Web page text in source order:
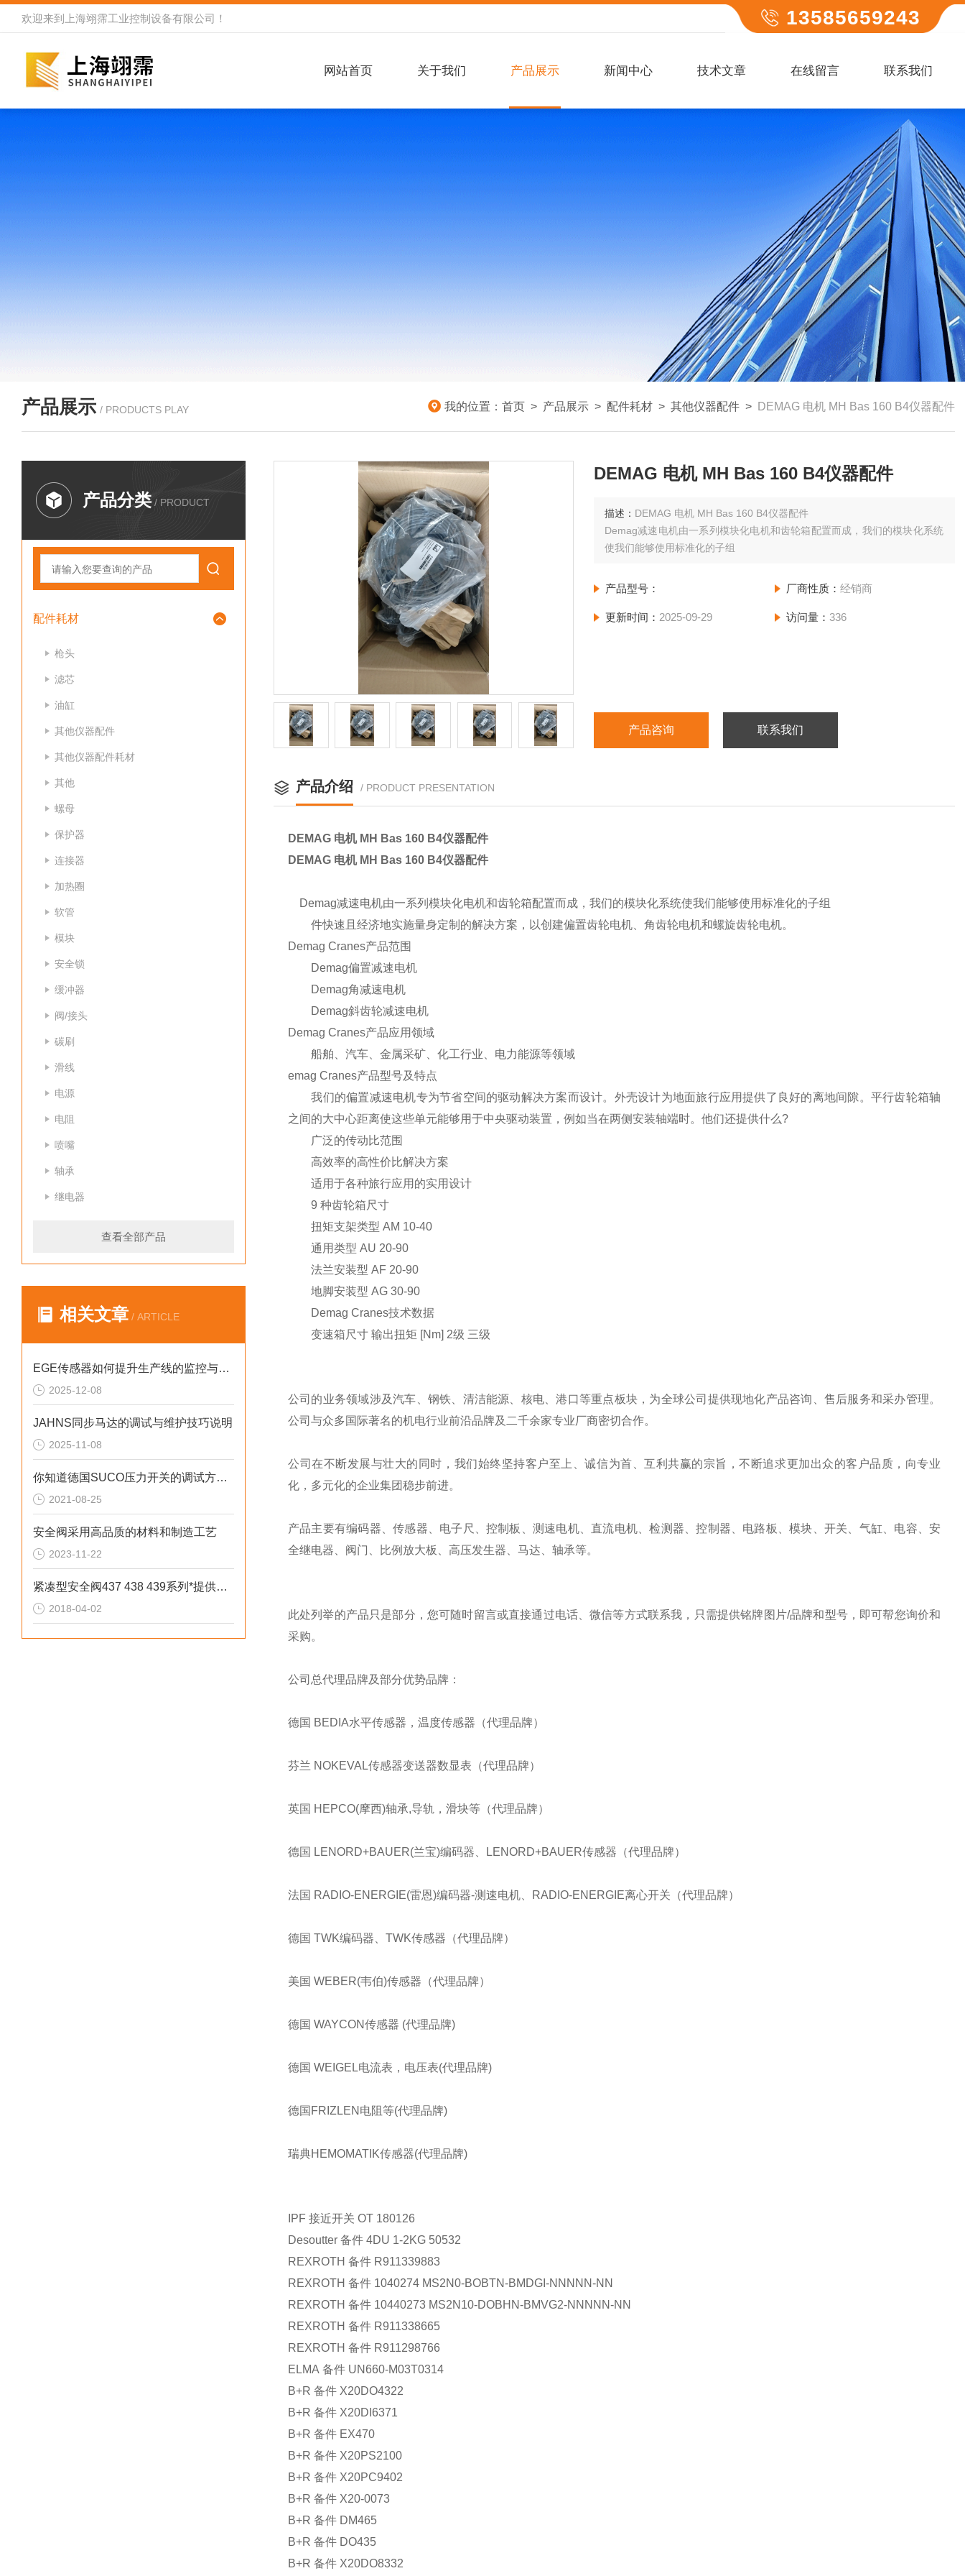
欢迎来到 上海翊霈工业控制设备有限公司 ！ 13585659243
网站首页 关于我们 产品展示 新闻中心 技术文章 在线留言 联系我们
产品展示 / PRODUCTS PLAY 我的位置： 首页 > 产品展示 > 配件耗材 > 其他仪器配件 > DEMAG 电机 MH Bas 160 B4仪器配件
产品分类 / PRODUCT
配件耗材
枪头
滤芯
油缸
其他仪器配件
其他仪器配件耗材
其他
螺母
保护器
连接器
加热圈
软管
模块
安全锁
缓冲器
阀/接头
碳刷
滑线
电源
电阻
喷嘴
轴承
继电器
查看全部产品
相关文章 / ARTICLE
EGE传感器如何提升生产线的监控与管理效率？
2025-12-08
JAHNS同步马达的调试与维护技巧说明
2025-11-08
你知道德国SUCO压力开关的调试方法和注意事项吗
2021-08-25
安全阀采用高品质的材料和制造工艺
2023-11-22
紧凑型安全阀437 438 439系列*提供技术支持
2018-04-02
DEMAG 电机 MH Bas 160 B4仪器配件
描述： DEMAG 电机 MH Bas 160 B4仪器配件
Demag减速电机由一系列模块化电机和齿轮箱配置而成，我们的模块化系统
使我们能够使用标准化的子组
产品型号： 厂商性质： 经销商
更新时间： 2025-09-29 访问量： 336
产品咨询 联系我们
产品介绍 / PRODUCT PRESENTATION
DEMAG 电机 MH Bas 160 B4仪器配件
DEMAG 电机 MH Bas 160 B4仪器配件
Demag减速电机由一系列模块化电机和齿轮箱配置而成，我们的模块化系统使我们能够使用标准化的子组
件快速且经济地实施量身定制的解决方案，以创建偏置齿轮电机、角齿轮电机和螺旋齿轮电机。
Demag Cranes产品范围
Demag偏置减速电机
Demag角减速电机
Demag斜齿轮减速电机
Demag Cranes产品应用领域
船舶、汽车、金属采矿、化工行业、电力能源等领域
emag Cranes产品型号及特点
我们的偏置减速电机专为节省空间的驱动解决方案而设计。外壳设计为地面旅行应用提供了良好的离地间隙。平行齿轮箱轴
之间的大中心距离使这些单元能够用于中央驱动装置，例如当在两侧安装轴端时。他们还提供什么?
广泛的传动比范围
高效率的高性价比解决方案
适用于各种旅行应用的实用设计
9 种齿轮箱尺寸
扭矩支架类型 AM 10-40
通用类型 AU 20-90
法兰安装型 AF 20-90
地脚安装型 AG 30-90
Demag Cranes技术数据
变速箱尺寸 输出扭矩 [Nm] 2级 三级
公司的业务领域涉及汽车、钢铁、清洁能源、核电、港口等重点板块，为全球公司提供现地化产品咨询、售后服务和采办管理。
公司与众多国际著名的机电行业前沿品牌及二千余家专业厂商密切合作。
公司在不断发展与壮大的同时，我们始终坚持客户至上、诚信为首、互利共赢的宗旨，不断追求更加出众的客户品质，向专业
化，多元化的企业集团稳步前进。
产品主要有编码器、传感器、电子尺、控制板、测速电机、直流电机、检测器、控制器、电路板、模块、开关、气缸、电容、安
全继电器、阀门、比例放大板、高压发生器、马达、轴承等。
此处列举的产品只是部分，您可随时留言或直接通过电话、微信等方式联系我，只需提供铭牌图片/品牌和型号，即可帮您询价和
采购。
公司总代理品牌及部分优势品牌：
德国 BEDIA水平传感器，温度传感器（代理品牌）
芬兰 NOKEVAL传感器变送器数显表（代理品牌）
英国 HEPCO(摩西)轴承,导轨，滑块等（代理品牌）
德国 LENORD+BAUER(兰宝)编码器、LENORD+BAUER传感器（代理品牌）
法国 RADIO-ENERGIE(雷恩)编码器-测速电机、RADIO-ENERGIE离心开关（代理品牌）
德国 TWK编码器、TWK传感器（代理品牌）
美国 WEBER(韦伯)传感器（代理品牌）
德国 WAYCON传感器 (代理品牌)
德国 WEIGEL电流表，电压表(代理品牌)
德国FRIZLEN电阻等(代理品牌)
瑞典HEMOMATIK传感器(代理品牌)
IPF 接近开关 OT 180126
Desoutter 备件 4DU 1-2KG 50532
REXROTH 备件 R911339883
REXROTH 备件 1040274 MS2N0-BOBTN-BMDGI-NNNNN-NN
REXROTH 备件 10440273 MS2N10-DOBHN-BMVG2-NNNNN-NN
REXROTH 备件 R911338665
REXROTH 备件 R911298766
ELMA 备件 UN660-M03T0314
B+R 备件 X20DO4322
B+R 备件 X20DI6371
B+R 备件 EX470
B+R 备件 X20PS2100
B+R 备件 X20PC9402
B+R 备件 X20-0073
B+R 备件 DM465
B+R 备件 DO435
B+R 备件 X20DO8332